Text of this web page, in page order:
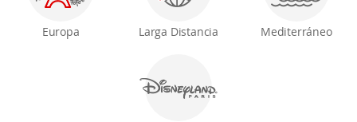
Europa Larga Distancia Mediterráneo